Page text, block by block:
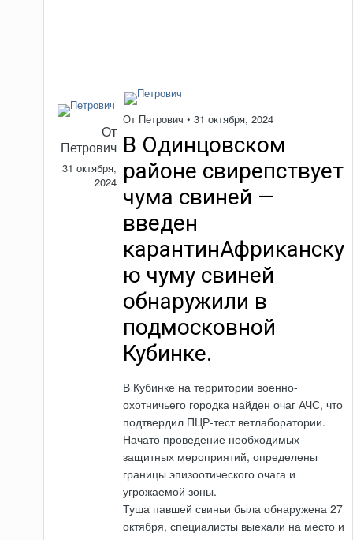
От
Петрович
31 октября,
2024
От Петрович •31 октября, 2024
В Одинцовском
районе свирепствует
чума свиней —
введен
карантинАфриканску
ю чуму свиней
обнаружили в
подмосковной
Кубинке.
В Кубинке на территории военно-
охотничьего городка найден очаг АЧС, что
подтвердил ПЦР-тест ветлаборатории.
Начато проведение необходимых
защитных мероприятий, определены
границы эпизоотического очага и
угрожаемой зоны.
Туша павшей свиньи была обнаружена 27
октября, специалисты выехали на место и